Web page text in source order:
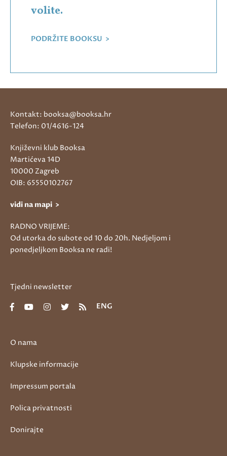
volite.
PODRŽITE BOOKSU >
O nama
Klupske informacije
Impressum portala
Polica privatnosti
Donirajte
Kontakt: booksa@booksa.hr
Telefon: 01/4616-124
Književni klub Booksa
Martićeva 14D
10000 Zagreb
OIB: 65550102767
vidi na mapi >
RADNO VRIJEME:
Od utorka do subote od 10 do 20h. Nedjeljom i
ponedjeljkom Booksa ne radi!
Tjedni newsletter
ENG